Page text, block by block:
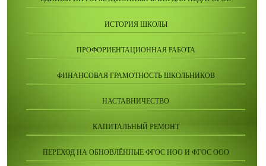
ИСТОРИЯ ШКОЛЫ
ПРОФОРИЕНТАЦИОННАЯ РАБОТА
ФИНАНСОВАЯ ГРАМОТНОСТЬ ШКОЛЬНИКОВ
НАСТАВНИЧЕСТВО
КАПИТАЛЬНЫЙ РЕМОНТ
ПЕРЕХОД НА ОБНОВЛЁННЫЕ ФГОС НОО И ФГОС ООО